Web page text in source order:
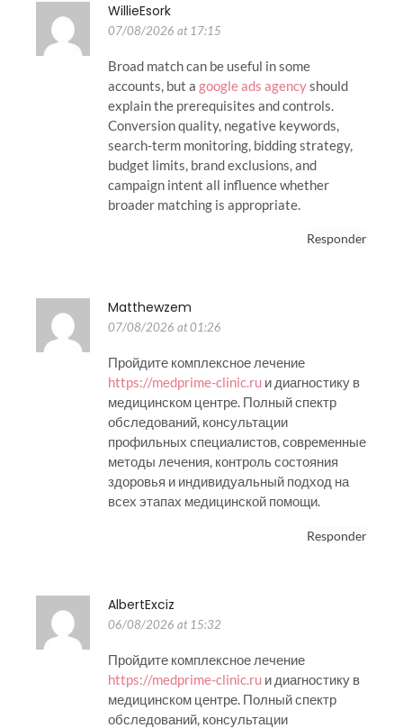
WillieEsork
07/08/2026 at 17:15
Broad match can be useful in some
accounts, but a google ads agencyshould
explain the prerequisites and controls.
Conversion quality, negative keywords,
search-term monitoring, bidding strategy,
budget limits, brand exclusions, and
campaign intent all influence whether
broader matching is appropriate.
Responder
Matthewzem
07/08/2026 at 01:26
Пройдите комплексное лечение
https://medprime-clinic.ru и диагностику в
медицинском центре. Полный спектр
обследований, консультации
профильных специалистов, современные
методы лечения, контроль состояния
здоровья и индивидуальный подход на
всех этапах медицинской помощи.
Responder
AlbertExciz
06/08/2026 at 15:32
Пройдите комплексное лечение
https://medprime-clinic.ru и диагностику в
медицинском центре. Полный спектр
обследований, консультации